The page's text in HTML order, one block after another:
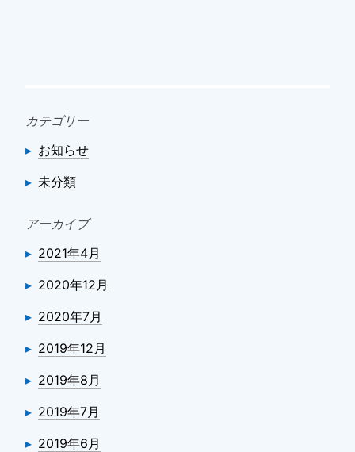
カテゴリー
お知らせ
未分類
アーカイブ
2021年4月
2020年12月
2020年7月
2019年12月
2019年8月
2019年7月
2019年6月